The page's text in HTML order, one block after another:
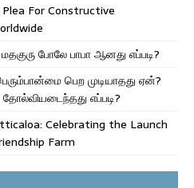
For Constructive
போலே பாபா ஆனது எப்படி?
பெற முடியாதது ஏன்?
எப்படி?
Celebrating the Launch
Farm